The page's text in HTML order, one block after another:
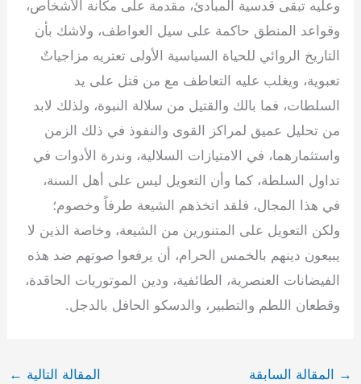
وعليه تبقى قدسية المبادئ، مقدمة على مكانة الأشخاص،
وقواعد المنطق حاكمة على سيل العواطف، ولاشك بأن
التاريخ الروائي للحياة السياسية الأولى تعتريه مزاجياتٌ
تعبوية، ويغلب عليه التعاطف مع من قتل على يد
السلطات، فما بالك والقتيل من سلالة النبوة، ولذلك لابد
من تحليل عميق لمراكز القوى والنفوذ في ذلك الزمن
واستثمارهما، في الامتيازات السلالية، وندرة الأدوات في
تداول السلطة، كما وأن التعويل ليس على أهل السنة،
في هذا المجال، فلقد اتخذهم الشيعة طرفاً وخصوم؛
ولكن التعويل على المتنورين من الشيعة، وخاصة الذين لا
يبيعون دينهم بالخمس الحرام، أن يرفعوا صوتهم ضد هذه
الفيضانات العنصرية، الطائفية، ودين الموتوريات الحاقدة،
وقطعان اللطم والتطبير، والدسكو الحافل بالدجل.
→ المقالة السابقة المقالة التالية ←